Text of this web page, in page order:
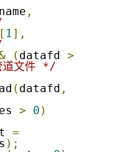
,
[ 1],
( datafd >
道文件 */
( datafd ,
> 0 )
=
);